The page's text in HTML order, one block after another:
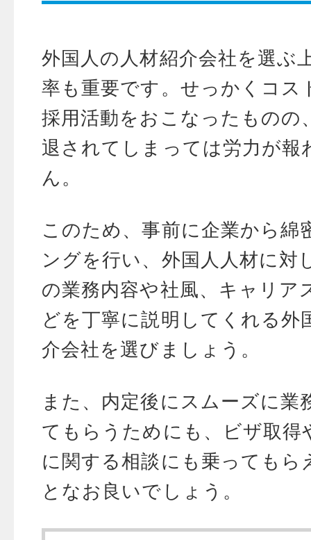
外国人の人材紹介会社を選ぶ
率も重要です。せっかくコス
採用活動をおこなったものの
退されてしまっては労力が報
ん。
このため、事前に企業から綿
ングを行い、外国人人材に対
の業務内容や社風、キャリア
どを丁寧に説明してくれる外
介会社を選びましょう。
また、内定後にスムーズに業
てもらうためにも、ビザ取得
に関する相談にも乗ってもら
となお良いでしょう。